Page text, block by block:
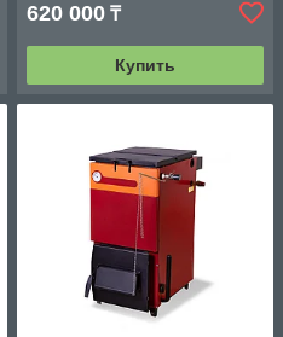
620 000 ₸
Купить